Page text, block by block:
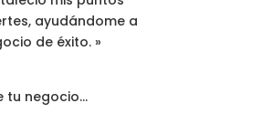
ayudándome a
de éxito. »
tu negocio…